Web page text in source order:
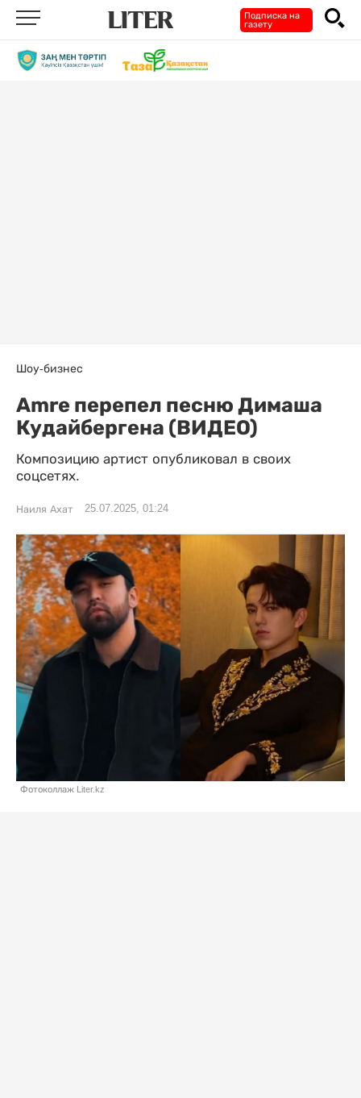
Подписка на
газету
Шоу-бизнес
Amre перепел песню Димаша
Кудайбергена (ВИДЕО)
Композицию артист опубликовал в своих
соцсетях.
Наиля Ахат 25.07.2025, 01:24
Фотоколлаж Liter.kz